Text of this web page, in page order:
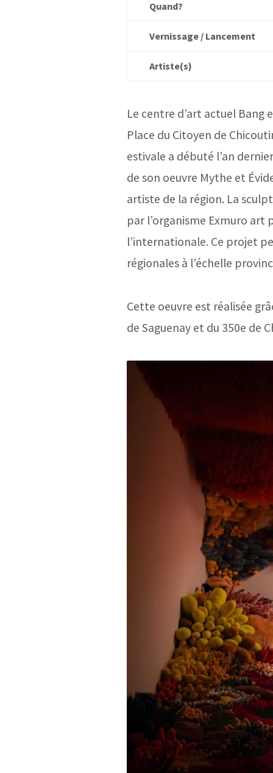
Quand?
Vernissage / Lancement
Artiste(s)
Le centre d’art actuel Bang
Place du Citoyen de
estivale a débuté l’an
de son oeuvre Mythe et
artiste de la région. La
par l’organisme Exmuro
l’internationale. Ce projet
régionales à l’échelle
Cette oeuvre est réalisée
de Saguenay et du 350e de